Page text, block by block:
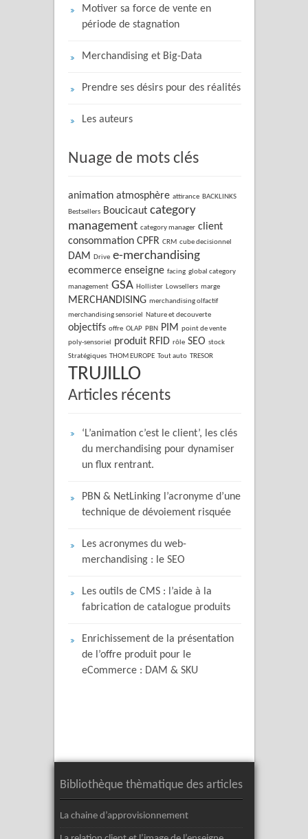
Motiver sa force de vente en
période de stagnation
Merchandising et Big-Data
Prendre ses désirs pour des réalités
Les auteurs
Nuage de mots clés
animation atmosphère attirance BACKLINKS
Bestsellers Boucicaut category
management category manager client
consommation CPFR CRM cube decisionnel
DAM Drive e-merchandising
ecommerce enseigne facing global category
management GSA Hollister Lowsellers marge
MERCHANDISING merchandising olfactif
merchandising sensoriel Nature et decouverte
objectifs offre OLAP PBN PIM point de vente
poly-sensoriel produit RFID rôle SEO stock
Stratégiques THOM EUROPE Tout auto TRESOR
TRUJILLO
Articles récents
‘L’animation c’est le client’, les clés
du merchandising pour dynamiser
un flux rentrant.
PBN & NetLinking l’acronyme d’une
technique de dévoiement risquée
Les acronymes du web-
merchandising : le SEO
Les outils de CMS : l’aide à la
fabrication de catalogue produits
Enrichissement de la présentation
de l’offre produit pour le
eCommerce : DAM & SKU
Bibliothèque thèmatique des articles
La chaine d’approvisionnement